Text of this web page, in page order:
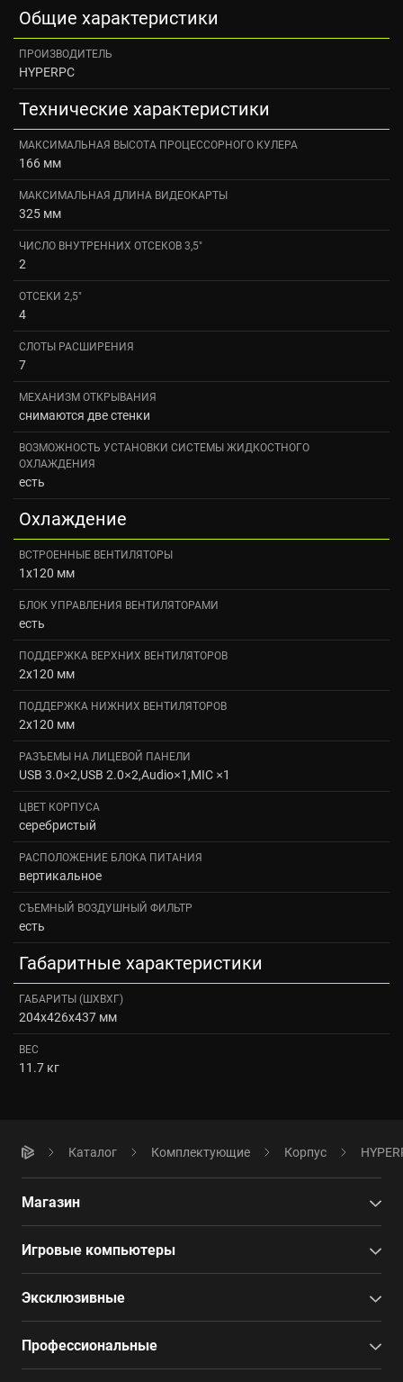
Общие характеристики
ПРОИЗВОДИТЕЛЬ
HYPERPC
Технические характеристики
МАКСИМАЛЬНАЯ ВЫСОТА ПРОЦЕССОРНОГО КУЛЕРА
166 мм
МАКСИМАЛЬНАЯ ДЛИНА ВИДЕОКАРТЫ
325 мм
ЧИСЛО ВНУТРЕННИХ ОТСЕКОВ 3,5"
2
ОТСЕКИ 2,5"
4
СЛОТЫ РАСШИРЕНИЯ
7
МЕХАНИЗМ ОТКРЫВАНИЯ
снимаются две стенки
ВОЗМОЖНОСТЬ УСТАНОВКИ СИСТЕМЫ ЖИДКОСТНОГО
ОХЛАЖДЕНИЯ
есть
Охлаждение
ВСТРОЕННЫЕ ВЕНТИЛЯТОРЫ
1x120 мм
БЛОК УПРАВЛЕНИЯ ВЕНТИЛЯТОРАМИ
есть
ПОДДЕРЖКА ВЕРХНИХ ВЕНТИЛЯТОРОВ
2x120 мм
ПОДДЕРЖКА НИЖНИХ ВЕНТИЛЯТОРОВ
2x120 мм
РАЗЪЕМЫ НА ЛИЦЕВОЙ ПАНЕЛИ
USB 3.0×2,USB 2.0×2,Audio×1,MIC ×1
ЦВЕТ КОРПУСА
серебристый
РАСПОЛОЖЕНИЕ БЛОКА ПИТАНИЯ
вертикальное
СЪЕМНЫЙ ВОЗДУШНЫЙ ФИЛЬТР
есть
Габаритные характеристики
ГАБАРИТЫ (ШХВХГ)
204x426x437 мм
ВЕС
11.7 кг
Каталог Комплектующие Корпус
Магазин
Игровые компьютеры
Эксклюзивные
Профессиональные